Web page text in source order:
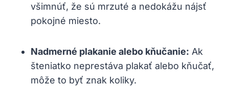
všimnúť, že sú mrzuté a nedokážu nájsť
pokojné miesto.
Nadmerné plakanie alebo kňučanie: Ak
šteniatko neprestáva plakať alebo kňučať,
môže to byť znak koliky.